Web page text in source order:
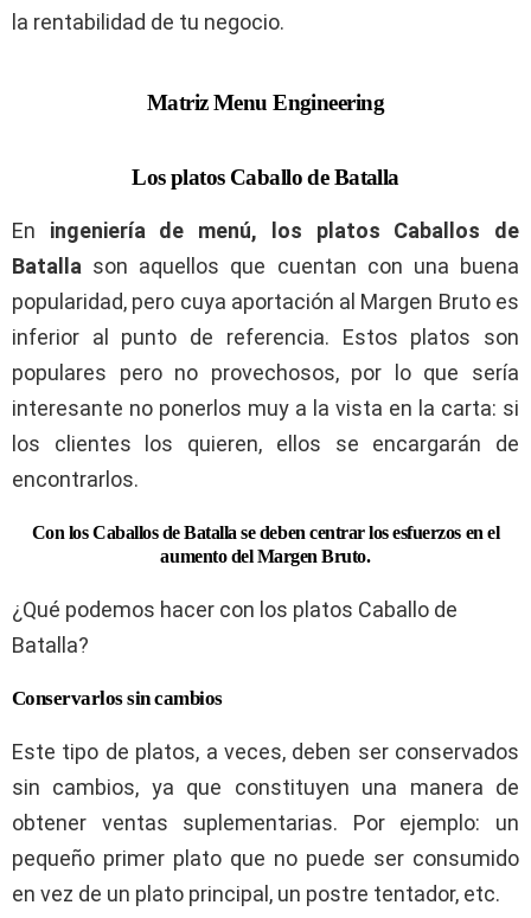
la rentabilidad de tu negocio.
Matriz Menu Engineering
Los platos Caballo de Batalla
En ingeniería de menú, los platos Caballos de
Batalla son aquellos que cuentan con una buena
popularidad, pero cuya aportación al Margen Bruto es
inferior al punto de referencia. Estos platos son
populares pero no provechosos, por lo que sería
interesante no ponerlos muy a la vista en la carta: si
los clientes los quieren, ellos se encargarán de
encontrarlos.
Con los Caballos de Batalla se deben centrar los esfuerzos en el
aumento del Margen Bruto.
¿Qué podemos hacer con los platos Caballo de
Batalla?
Conservarlos sin cambios
Este tipo de platos, a veces, deben ser conservados
sin cambios, ya que constituyen una manera de
obtener ventas suplementarias. Por ejemplo: un
pequeño primer plato que no puede ser consumido
en vez de un plato principal, un postre tentador, etc.